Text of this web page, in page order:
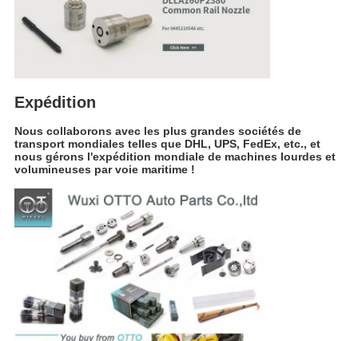
Expédition
Nous collaborons avec les plus grandes sociétés de
transport mondiales telles que DHL, UPS, FedEx, etc., et
nous gérons l'expédition mondiale de machines lourdes et
volumineuses par voie maritime !